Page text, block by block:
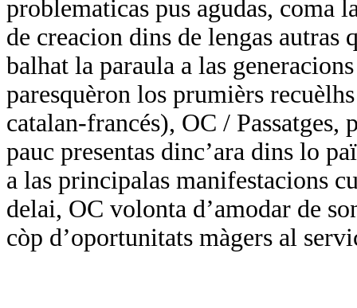
problematicas pus agudas, coma
de creacion dins de lengas autras
balhat la paraula a las
paresquèron los prumièrs
catalan-francés), OC / Passatges,
pauc presentas dinc’ara dins lo
a las principalas manifestacions
delai, OC volonta d’amodar de
còp d’oportunitats màgers al